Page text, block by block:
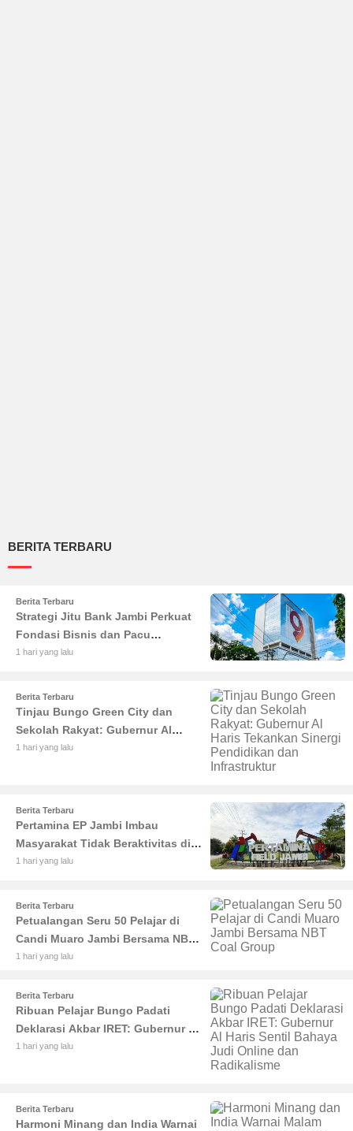
BERITA TERBARU
Berita Terbaru
Strategi Jitu Bank Jambi Perkuat
Fondasi Bisnis dan Pacu
Pertumbuhan Ekonomi Jambi
1 hari yang lalu
Berita Terbaru
Tinjau Bungo Green City dan
Sekolah Rakyat: Gubernur Al
Haris Tekankan Sinergi
1 hari yang lalu
Berita Terbaru
Pertamina EP Jambi Imbau
Masyarakat Tidak Beraktivitas di
Atas Jalur Pipa Migas Demi
1 hari yang lalu
Berita Terbaru
Petualangan Seru 50 Pelajar di
Candi Muaro Jambi Bersama NBT
Coal Group
1 hari yang lalu
Berita Terbaru
Ribuan Pelajar Bungo Padati
Deklarasi Akbar IRET: Gubernur Al
Haris Sentil Bahaya Judi Online
1 hari yang lalu
Berita Terbaru
Harmoni Minang dan India Warnai